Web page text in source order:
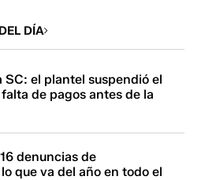
DÍA
SC: el plantel suspendió el
de pagos antes de la
denuncias de
que va del año en todo el